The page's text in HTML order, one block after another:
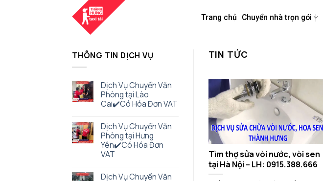
Trang chủ Chuyển nhà trọn gói
THÔNG TIN DỊCH VỤ
Dịch Vụ Chuyển Văn
Phòng tại Lào
Cai✔️Có Hóa Đơn VAT
Dịch Vụ Chuyển Văn
Phòng tại Hưng
Yên✔️Có Hóa Đơn
VAT
Dịch Vụ Chuyển Văn
TIN TỨC
Tìm thợ sửa vòi nước, vòi sen
tại Hà Nội – LH: 0915.388.666